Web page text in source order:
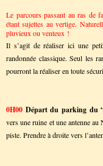
Le parcours passant au ras de
étant sujettes au vertige.
pluvieux ou venteux !
Il s’agit de réaliser ici une
randonnée classique. Seul les
pourront la réaliser en toute
0H00 Départ du parking du
vers une ruine et une antenne
piste. Prendre à droite vers